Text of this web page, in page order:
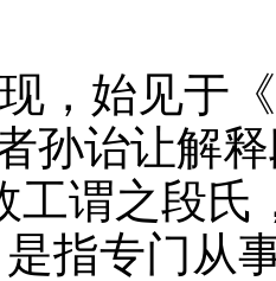
，始见于
孙诒让解
工谓之段氏
是指专门从